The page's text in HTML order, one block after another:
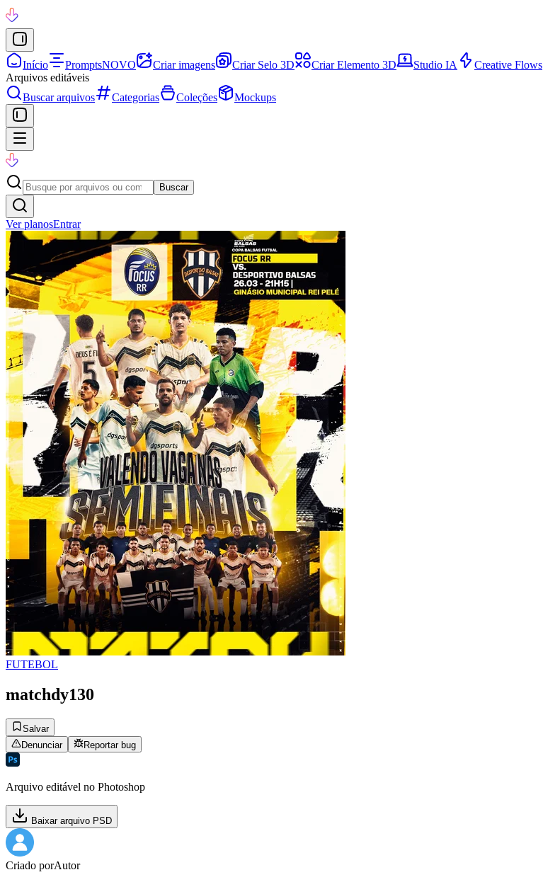
Início PromptsNOVO Criar imagens Criar Selo 3D Criar Elemento 3D Studio IA Creative Flows
Arquivos editáveis
Buscar arquivos
Categorias Coleções Mockups
Buscar
Ver planosEntrar
FUTEBOL
matchdy130
Salvar
Denunciar
Reportar bug
Arquivo editável no Photoshop
Baixar arquivo PSD
Criado porAutor